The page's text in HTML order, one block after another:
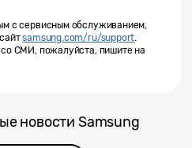
с сервисным обслуживанием,
samsung.com/ru/support.
СМИ, пожалуйста, пишите на
новости Samsung